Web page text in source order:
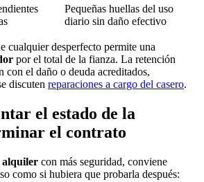
Pequeñas huellas del uso
diario sin daño efectivo
cualquier desperfecto permite una
por el total de la fianza. La retención
con el daño o deuda acreditados,
discuten reparaciones a cargo del casero.
el estado de la
el contrato
alquiler con más seguridad, conviene
como si hubiera que probarla después: